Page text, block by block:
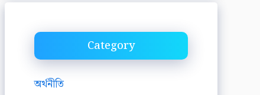
Category
অর্থনীতি